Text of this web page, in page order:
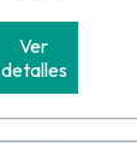
Ver
detalles